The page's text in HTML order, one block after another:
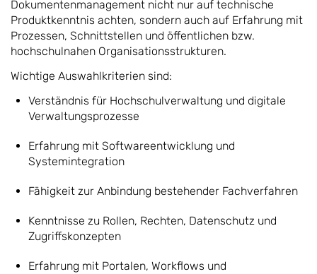
Dokumentenmanagement nicht nur auf technische
Produktkenntnis achten, sondern auch auf Erfahrung mit
Prozessen, Schnittstellen und öffentlichen bzw.
hochschulnahen Organisationsstrukturen.
Wichtige Auswahlkriterien sind:
Verständnis für Hochschulverwaltung und digitale
Verwaltungsprozesse
Erfahrung mit Softwareentwicklung und
Systemintegration
Fähigkeit zur Anbindung bestehender Fachverfahren
Kenntnisse zu Rollen, Rechten, Datenschutz und
Zugriffskonzepten
Erfahrung mit Portalen, Workflows und